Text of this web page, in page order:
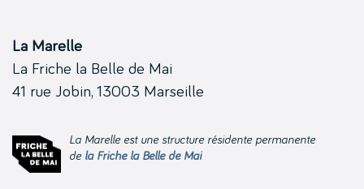
La Marelle
La Friche la Belle de Mai
41 rue Jobin, 13003 Marseille
La Marelle est une structure résidente permanente
de la Friche la Belle de Mai